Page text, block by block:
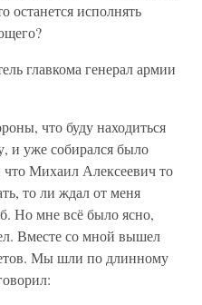
останется исполнять
главкома генерал армии
что буду находиться
и уже собирался было
что Михаил Алексеевич то
то ли ждал от меня
Но мне всё было ясно,
Вместе со мной вышел
Мы шли по длинному